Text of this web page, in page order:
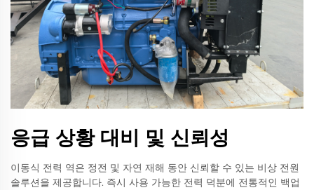
응급 상황 대비 및 신뢰성
이동식 전력 역은 정전 및 자연 재해 동안 신뢰할 수 있는 비상 전원
솔루션을 제공합니다. 즉시 사용 가능한 전력 덕분에 전통적인 백업